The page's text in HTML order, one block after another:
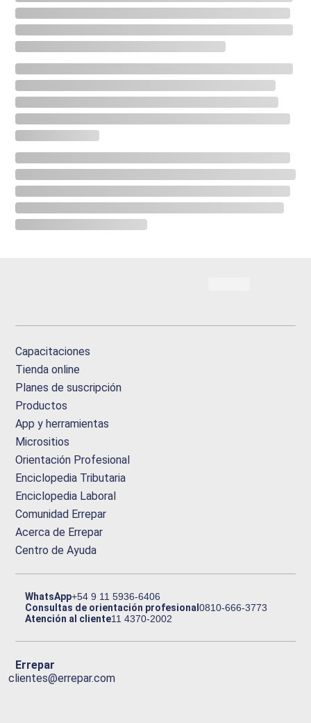
Capacitaciones
Tienda online
Planes de suscripción
Productos
App y herramientas
Micrositios
Orientación Profesional
Enciclopedia Tributaria
Enciclopedia Laboral
Comunidad Errepar
Acerca de Errepar
Centro de Ayuda
WhatsApp+54 9 11 5936-6406
Consultas de orientación profesional0810-666-3773
Atención al cliente11 4370-2002
Errepar
clientes@errepar.com